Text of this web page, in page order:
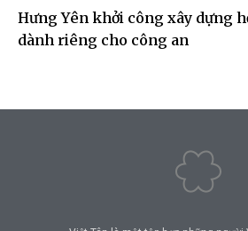
Hưng Yên khởi công xây dựng
dành riêng cho công an